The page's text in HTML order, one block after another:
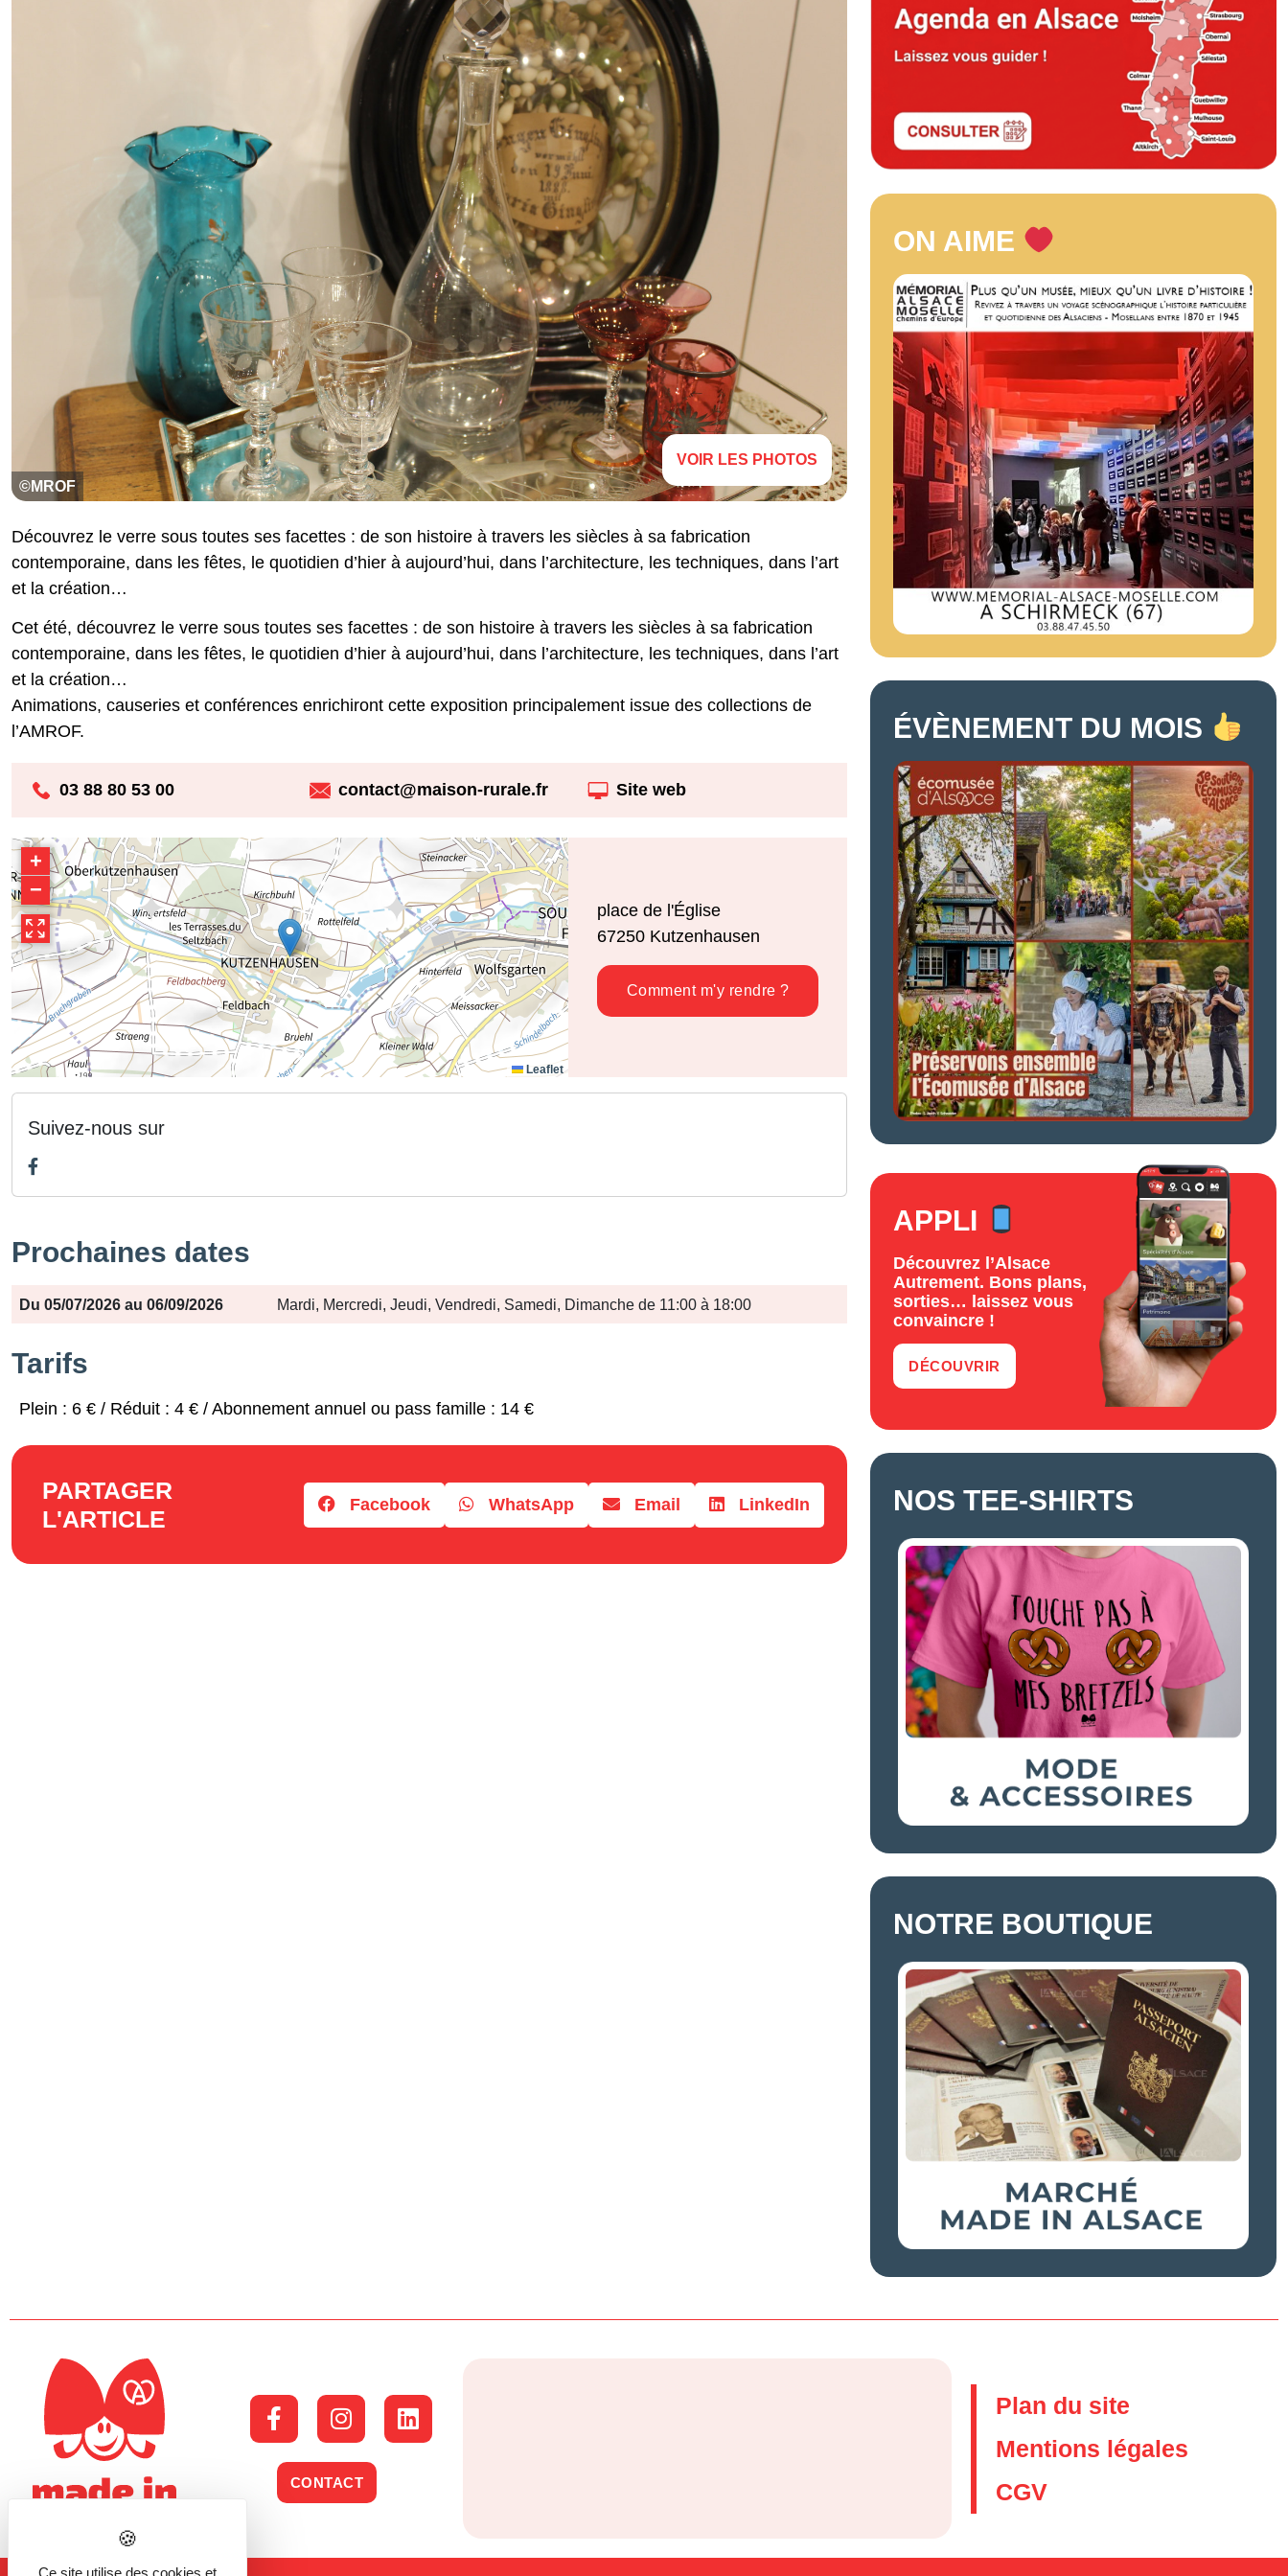
©MROF
VOIR LES PHOTOS
Découvrez le verre sous toutes ses facettes : de son histoire à travers les siècles à sa fabrication
contemporaine, dans les fêtes, le quotidien d’hier à aujourd’hui, dans l’architecture, les techniques, dans l’art
et la création…
Cet été, découvrez le verre sous toutes ses facettes : de son histoire à travers les siècles à sa fabrication
contemporaine, dans les fêtes, le quotidien d’hier à aujourd’hui, dans l’architecture, les techniques, dans l’art
et la création…
Animations, causeries et conférences enrichiront cette exposition principalement issue des collections de
l’AMROF.
03 88 80 53 00 contact@maison-rurale.fr Site web
+
−
Leaflet
place de l'Église
67250 Kutzenhausen
Comment m'y rendre ?
Suivez-nous sur
Prochaines dates
Période Jours Horaires
Du 05/07/2026 au 06/09/2026 Mardi, Mercredi, Jeudi, Vendredi, Samedi, Dimanche de 11:00 à 18:00
Tarifs
Plein : 6 € / Réduit : 4 € / Abonnement annuel ou pass famille : 14 €
PARTAGER
L'ARTICLE
Facebook WhatsApp Email LinkedIn
ON AIME
ÉVÈNEMENT DU MOIS
APPLI
Découvrez l’Alsace
Autrement. Bons plans,
sorties… laissez vous
convaincre !
DÉCOUVRIR
NOS TEE-SHIRTS
NOTRE BOUTIQUE
CONTACT
Plan du site
Mentions légales
CGV
Ce site utilise des cookies et